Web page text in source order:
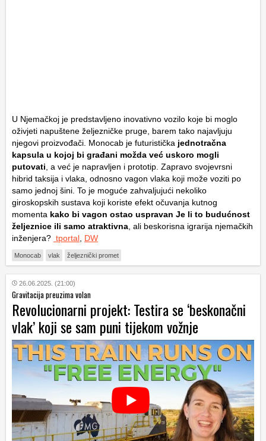
U Njemačkoj je predstavljeno inovativno vozilo koje bi moglo
oživjeti napuštene željezničke pruge, barem tako najavljuju
njegovi proizvođači. Monocab je futuristička jednotračna
kapsula u kojoj bi građani možda već uskoro mogli
putovati , a već je napravljen i prototip. Zapravo svojevrsni
hibrid taksija i vlaka, odnosno vagon vlaka koji može voziti po
samo jednoj šini. To je moguće zahvaljujući nekoliko
giroskopskih sustava koji koriste efekt očuvanja kutnog
momenta kako bi vagon ostao uspravan Je li to budućnost
željeznice ili samo atraktivna , ali beskorisna igrarija njemačkih
inženjera? tportal DW
Monocab vlak željeznički promet
26.06.2025. (21:00)
Gravitacija preuzima volan
Revolucionarni projekt: Testira se ‘beskonačni
vlak’ koji se sam puni tijekom vožnje